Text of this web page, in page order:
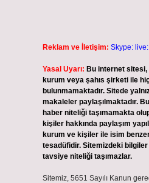
Reklam ve İletişim: Skype:
Yasal Uyarı: Bu internet
kurum veya şahıs şirketi ile
bulunmamaktadır. Sitede
makaleler paylaşılmaktadır.
haber niteliği taşımamakta
kişiler hakkında paylaşım
kurum ve kişiler ile isim
tesadüfidir. Sitemizdeki
tavsiye niteliği taşımazlar.
Sitemiz, 5651 Sayılı Kanun